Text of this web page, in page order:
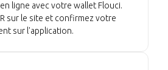
ligne avec votre wallet Flouci.
sur le site et confirmez votre
sur l'application.